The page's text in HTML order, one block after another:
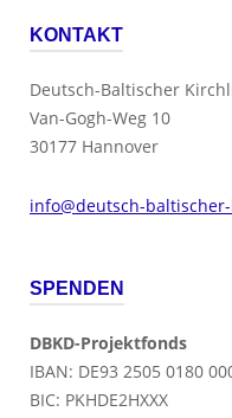
KONTAKT
Deutsch-Baltischer
Van-Gogh-Weg 10
30177 Hannover
info@deutsch-
SPENDEN
DBKD-Projektfonds
IBAN: DE93 2505 0180
BIC: PKHDE2HXXX